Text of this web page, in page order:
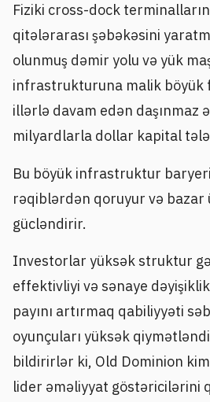
Fiziki cross-dock
qitələrarası şəbəkəsini
olunmuş dəmir yolu və yük
infrastrukturuna malik böyük
illərlə davam edən daşınmaz
milyardlarla dollar kapital
Bu böyük infrastruktur
rəqiblərdən qoruyur və bazar
gücləndirir.
Investorlar yüksək struktur
effektivliyi və sənaye
payını artırmaq qabiliyyəti
oyunçuları yüksək
bildirirlər ki, Old Dominion
lider əməliyyat göstəricilərini